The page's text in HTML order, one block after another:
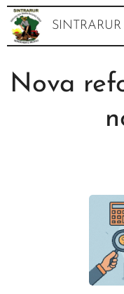
SINTRARUR
Nova